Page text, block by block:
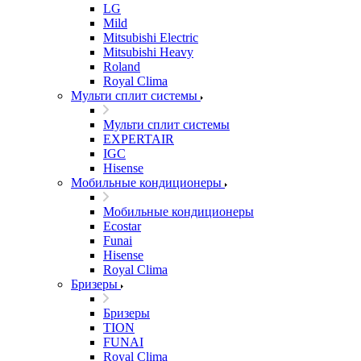
LG
Mild
Mitsubishi Electric
Mitsubishi Heavy
Roland
Royal Clima
Мульти сплит системы
Мульти сплит системы
EXPERTAIR
IGC
Hisense
Мобильные кондиционеры
Мобильные кондиционеры
Ecostar
Funai
Hisense
Royal Clima
Бризеры
Бризеры
TION
FUNAI
Royal Clima